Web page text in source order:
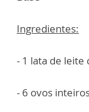
Ingredientes:
- 1 lata de leite
- 6 ovos